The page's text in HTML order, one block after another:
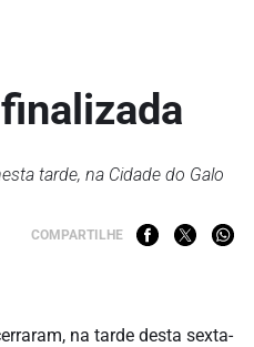
tarde, na Cidade do Galo
COMPARTILHE
na tarde desta sexta-